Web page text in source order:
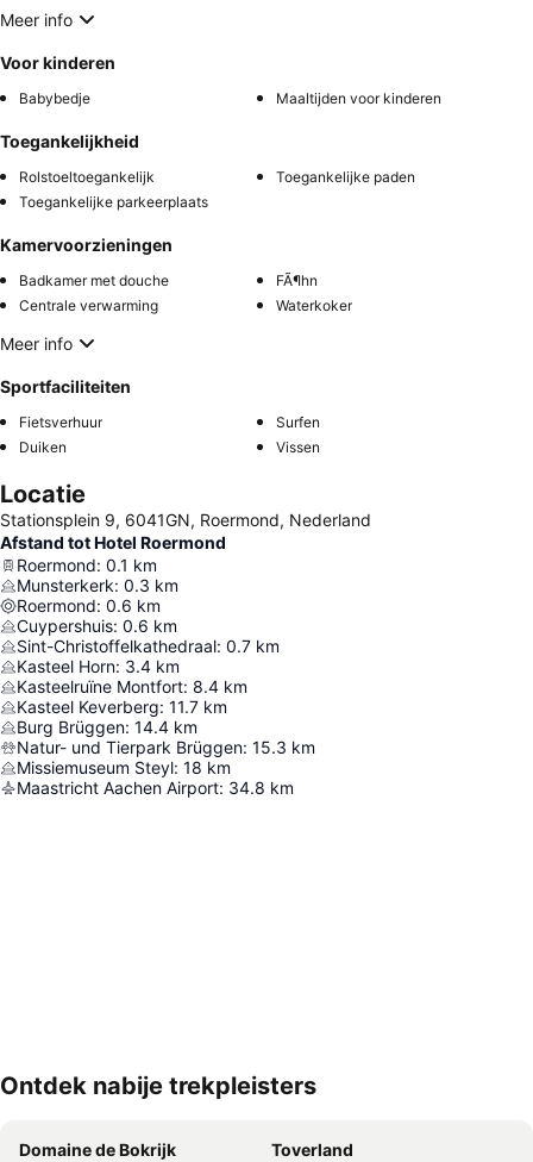
Meer info
Voor kinderen
Babybedje Maaltijden voor kinderen
Toegankelijkheid
Rolstoeltoegankelijk
Toegankelijke paden
Toegankelijke parkeerplaats
Kamervoorzieningen
Badkamer met douche
FÃ¶hn
Centrale verwarming
Waterkoker
Meer info
Sportfaciliteiten
Fietsverhuur
Surfen
Duiken
Vissen
Locatie
Stationsplein 9, 6041GN, Roermond, Nederland
Afstand tot Hotel Roermond
Roermond: 0.1 km
Munsterkerk: 0.3 km
Roermond: 0.6 km
Cuypershuis: 0.6 km
Sint-Christoffelkathedraal: 0.7 km
Kasteel Horn: 3.4 km
Kasteelruïne Montfort: 8.4 km
Kasteel Keverberg: 11.7 km
Burg Brüggen: 14.4 km
Natur- und Tierpark Brüggen: 15.3 km
Missiemuseum Steyl: 18 km
Maastricht Aachen Airport: 34.8 km
Kaart uitvouwen
Ontdek nabije trekpleisters
Domaine de Bokrijk
Toverland